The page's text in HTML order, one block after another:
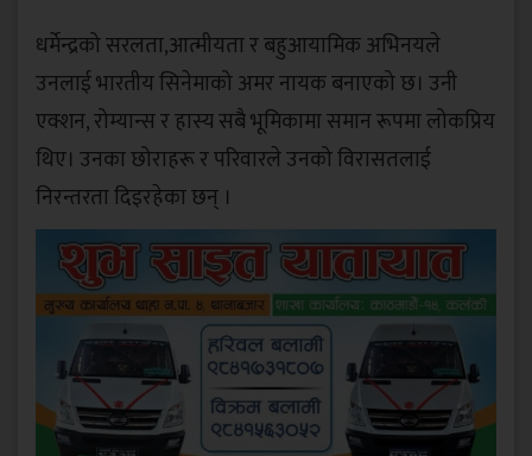
‎धर्मेन्द्रको सरलता,आत्मीयता र बहुआयामिक अभिनयले
उनलाई भारतीय सिनेमाको अमर नायक बनाएको छ। उनी
एक्शन, रोम्यान्स र हास्य सबै भूमिकामा समान रूपमा लोकप्रिय
थिए। उनका छोराहरू र परिवारले उनको विरासतलाई
निरन्तरता दिइरहेका छन् ।